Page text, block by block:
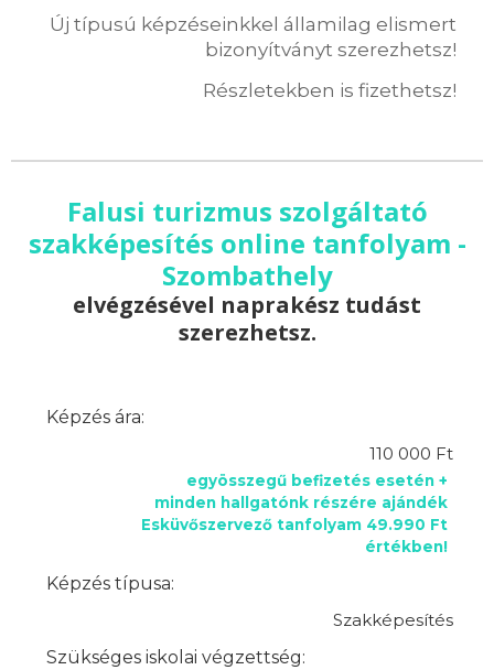
Új típusú képzéseinkkel államilag elismert
bizonyítványt szerezhetsz!
Részletekben is fizethetsz!
Falusi turizmus szolgáltató
szakképesítés online tanfolyam -
Szombathely
elvégzésével naprakész tudást
szerezhetsz.
Képzés ára:
110 000 Ft
egyösszegű befizetés esetén +
minden hallgatónk részére ajándék
Esküvőszervező tanfolyam 49.990 Ft
értékben!
Képzés típusa:
Szakképesítés
Szükséges iskolai végzettség: